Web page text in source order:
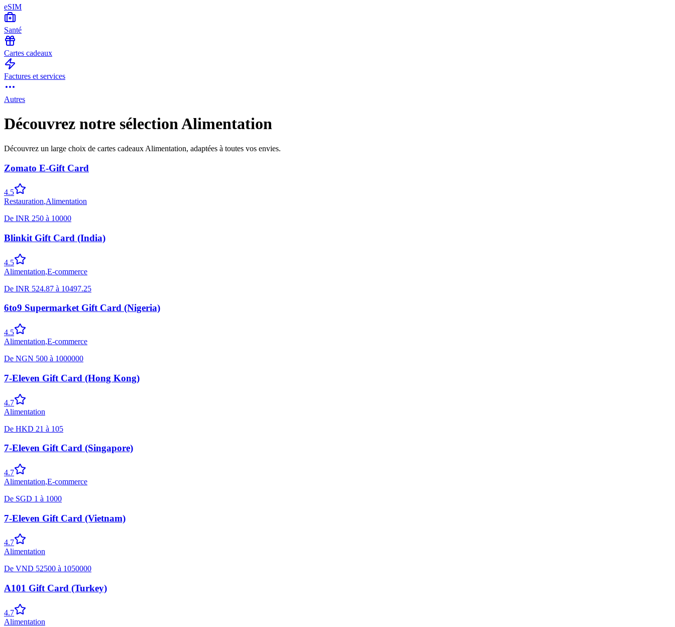
eSIM
Santé
Cartes cadeaux
Factures et services
Autres
Découvrez notre sélection Alimentation
Découvrez un large choix de cartes cadeaux Alimentation, adaptées à toutes vos envies.
Zomato E-Gift Card
4.5
Restauration,Alimentation
De INR 250 à 10000
Blinkit Gift Card (India)
4.5
Alimentation,E-commerce
De INR 524.87 à 10497.25
6to9 Supermarket Gift Card (Nigeria)
4.5
Alimentation,E-commerce
De NGN 500 à 1000000
7-Eleven Gift Card (Hong Kong)
4.7
Alimentation
De HKD 21 à 105
7-Eleven Gift Card (Singapore)
4.7
Alimentation,E-commerce
De SGD 1 à 1000
7-Eleven Gift Card (Vietnam)
4.7
Alimentation
De VND 52500 à 1050000
A101 Gift Card (Turkey)
4.7
Alimentation